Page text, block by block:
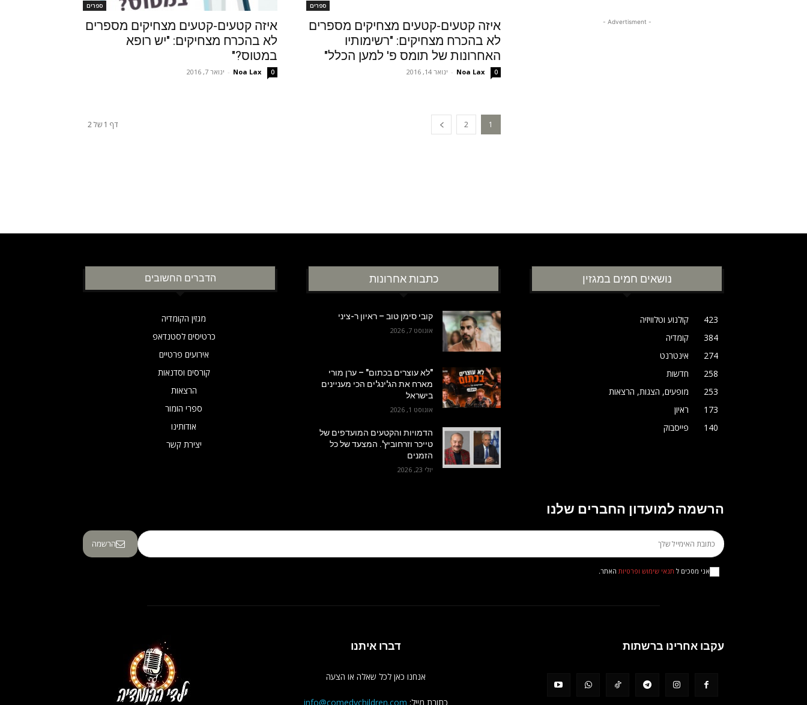
ספרים
איזה קטעים-קטעים מצחיקים מספרים
לא בהכרח מצחיקים: "רשימותיו
האחרונות של תומס פ' למען הכלל"
Noa Lax
- ינואר 14, 2016 0
ספרים
איזה קטעים-קטעים מצחיקים מספרים
לא בהכרח מצחיקים: "יש רופא
במטוס?"
Noa Lax
- ינואר 7, 2016 0
1
2 דף 1 של 2
- Advertisment -
הדברים החשובים
מגזין הקומדיה
כרטיסים לסטנדאפ
אירועים פרטיים
קורסים וסדנאות
הרצאות
ספרי הומור
אודותינו
יצירת קשר
כתבות אחרונות
קובי סימן טוב – ראיון ר-ציני
אוגוסט 7, 2026
"לא עוצרים בכתום" – ערן מורי
מארח את הג'ינג'ים הכי מעניינים
בישראל
אוגוסט 1, 2026
הדמויות והקטעים המועדפים של
טייכר וזרחוביץ'. המצעד של כל
הזמנים
יולי 23, 2026
נושאים חמים במגזין
קולנוע וטלוויזיה
423
קומדיה
384
אינטרנט
274
חדשות
258
מופעים, הצגות, הרצאות
253
ראיון
173
פייסבוק
140
הרשמה למועדון החברים שלנו
הרשמה
אני מסכים ל תנאי שימוש ופרטיותהאתר.
דברו איתנו
אנחנו כאן לכל שאלה או הצעה
כתובת מייל: info@comedychildren.com
עקבו אחרינו ברשתות